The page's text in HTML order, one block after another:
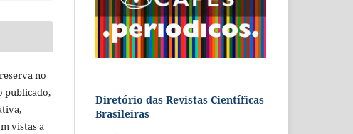
no
publicado,
vistas a
Diretório das Revistas Científicas
Brasileiras